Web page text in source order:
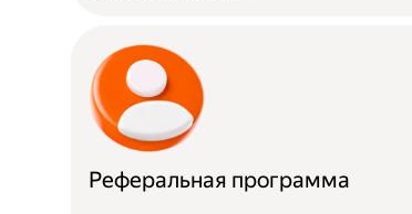
Реферальная программа